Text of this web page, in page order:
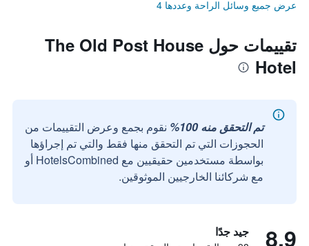
عرض جميع وسائل الراحة وعددها 4
تقييمات حول The Old Post House
Hotel
تم التحقق منه 100%
نقوم بجمع وعرض التقييمات من
الحجوزات التي تم التحقق منها فقط والتي تم إجراؤها
بواسطة مستخدمين حقيقيين مع HotelsCombined أو
مع شركائنا الخارجيين الموثوقين.
8.9 جيد جدًا